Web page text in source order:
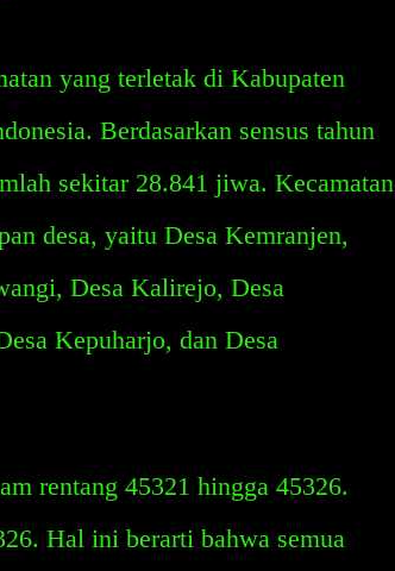
yang terletak di Kabupaten
Berdasarkan sensus tahun
sekitar 28.841 jiwa. Kecamatan
desa, yaitu Desa Kemranjen,
Desa Kalirejo, Desa
Kepuharjo, dan Desa
rentang 45321 hingga 45326.
Hal ini berarti bahwa semua